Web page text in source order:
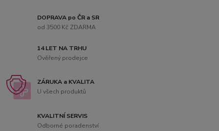
DOPRAVA po ČR a SR
od 3500 Kč ZDARMA
14 LET NA TRHU
Ověřený prodejce
ZÁRUKA a KVALITA
U všech produktů
KVALITNÍ SERVIS
Odborné poradenství